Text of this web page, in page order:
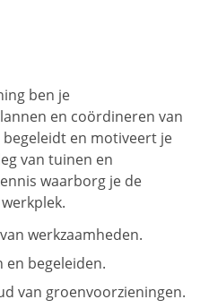
ben je
en coördineren van
en motiveert je
van tuinen en
waarborg je de
werkzaamheden.
en begeleiden.
van groenvoorzieningen.